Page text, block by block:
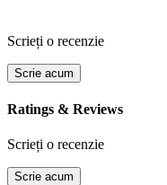
Scrieți o recenzie
Scrie acum
Ratings & Reviews
Scrieți o recenzie
Scrie acum